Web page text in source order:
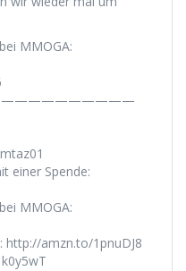
MMOGA:
einer Spende:
MMOGA:
amzn.to/1pnuDJ8